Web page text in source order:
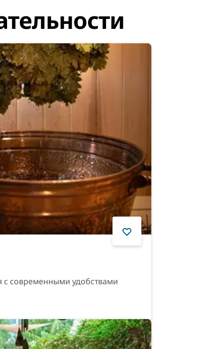
с современными удобствами